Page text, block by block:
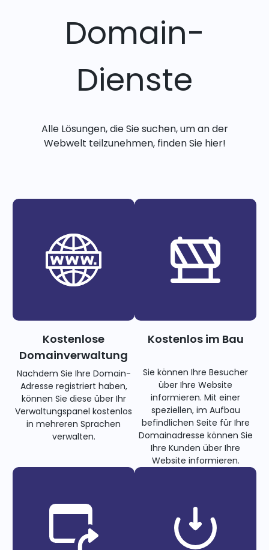
Domain-
Dienste
Alle Lösungen, die Sie suchen, um an der
Webwelt teilzunehmen, finden Sie hier!
Kostenlose
Domainverwaltung
Nachdem Sie Ihre Domain-
Adresse registriert haben,
können Sie diese über Ihr
Verwaltungspanel kostenlos
in mehreren Sprachen
verwalten.
Kostenlos im Bau
Sie können Ihre Besucher
über Ihre Website
informieren. Mit einer
speziellen, im Aufbau
befindlichen Seite für Ihre
Domainadresse können Sie
Ihre Kunden über Ihre
Website informieren.